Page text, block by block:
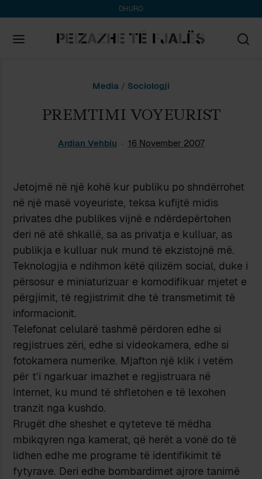
DHURO
Media / Sociologji
PREMTIMI VOYEURIST
Ardian Vehbiu 16 November 2007
Jetojmë në një kohë kur publiku po shndërrohet
në një masë voyeuriste, teksa kufijtë midis
privates dhe publikes vijnë e ndërdepërtohen
deri në atë shkallë, sa as privatja e kulluar, as
publikja e kulluar nuk mund të ekzistojnë më.
Teknologjia e ndihmon këtë qilizëm social, duke i
përsosur e miniaturizuar e komodifikuar mjetet e
përgjimit, të regjistrimit dhe të transmetimit të
informacionit.
Telefonat celularë tashmë përdoren edhe si
regjistrues zëri, edhe si videokamera, edhe si
fotokamera numerike. Mjafton një klik i vetëm
për t’i ngarkuar imazhet e regjistruara në
Internet, ku mund të shfletohen e të lexohen
tranzit nga kushdo.
Rrugët dhe sheshet e qyteteve të mëdha
mbikqyren nga kamerat, që herët a vonë do të
lidhen edhe me programe të identifikimit të
fytyrave. Deri edhe bombardimet ajrore tanimë